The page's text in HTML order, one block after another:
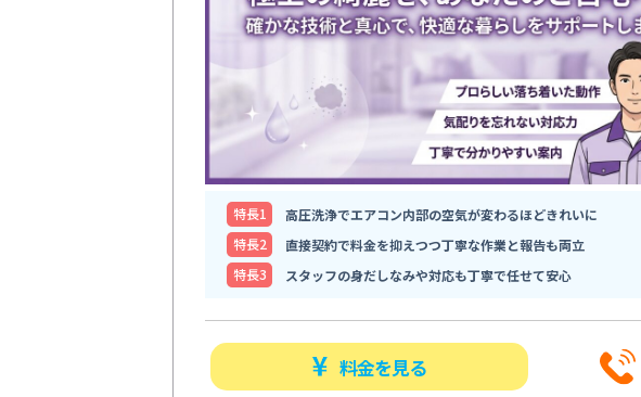
特⻑1
高圧洗浄でエアコン内部の空気が変わるほどきれいに
特⻑2
直接契約で料金を抑えつつ丁寧な作業と報告も両立
特⻑3
スタッフの身だしなみや対応も丁寧で任せて安心
料金を見る